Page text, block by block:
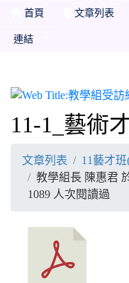
首頁 文章列表
連結
11-1_藝術
文章列表
11藝才
教學組長 陳惠君
1089 人次閱讀過